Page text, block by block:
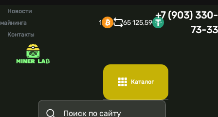
Новости
майнинга
Контакты
1 65 125,59
+7 (903) 330-
73-33
Каталог